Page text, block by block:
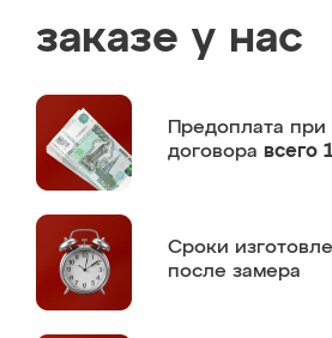
заказе у нас
Предоплата при
договора всего
Сроки
после замера